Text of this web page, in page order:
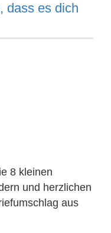
dass es dich
8 kleinen
und herzlichen
aus